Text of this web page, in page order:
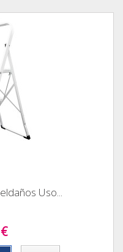
Uso...